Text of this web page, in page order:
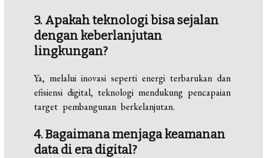
3. Apakah teknologi bisa sejalan
dengan keberlanjutan
lingkungan?
Ya, melalui inovasi seperti energi terbarukan dan
efisiensi digital, teknologi mendukung pencapaian
target pembangunan berkelanjutan.
4. Bagaimana menjaga keamanan
data di era digital?